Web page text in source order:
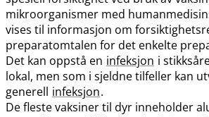
mikroorganismer med
vises til informasjon om
preparatomtalen for det enkelte
Det kan oppstå en infeksjon i
lokal, men som i sjeldne tilfeller kan
generell infeksjon.
De fleste vaksiner til dyr inneholder